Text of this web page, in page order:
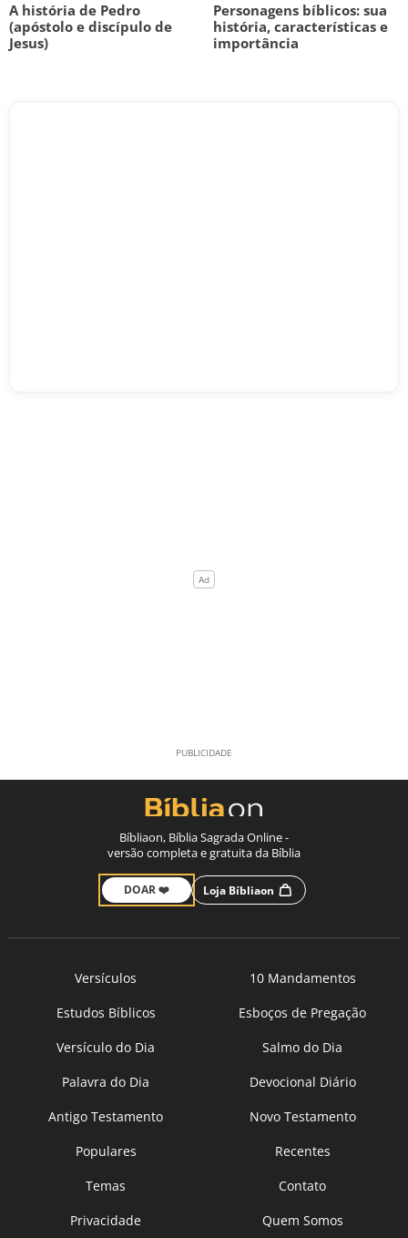
A história de Pedro
(apóstolo e discípulo de
Jesus)
Personagens bíblicos: sua
história, características e
importância
Bíbliaon, Bíblia Sagrada Online -
versão completa e gratuita da Bíblia
DOAR ❤️ Loja Bíbliaon
Versículos
10 Mandamentos
Estudos Bíblicos
Esboços de Pregação
Versículo do Dia
Salmo do Dia
Palavra do Dia
Devocional Diário
Antigo Testamento
Novo Testamento
Populares
Recentes
Temas
Contato
Privacidade
Quem Somos